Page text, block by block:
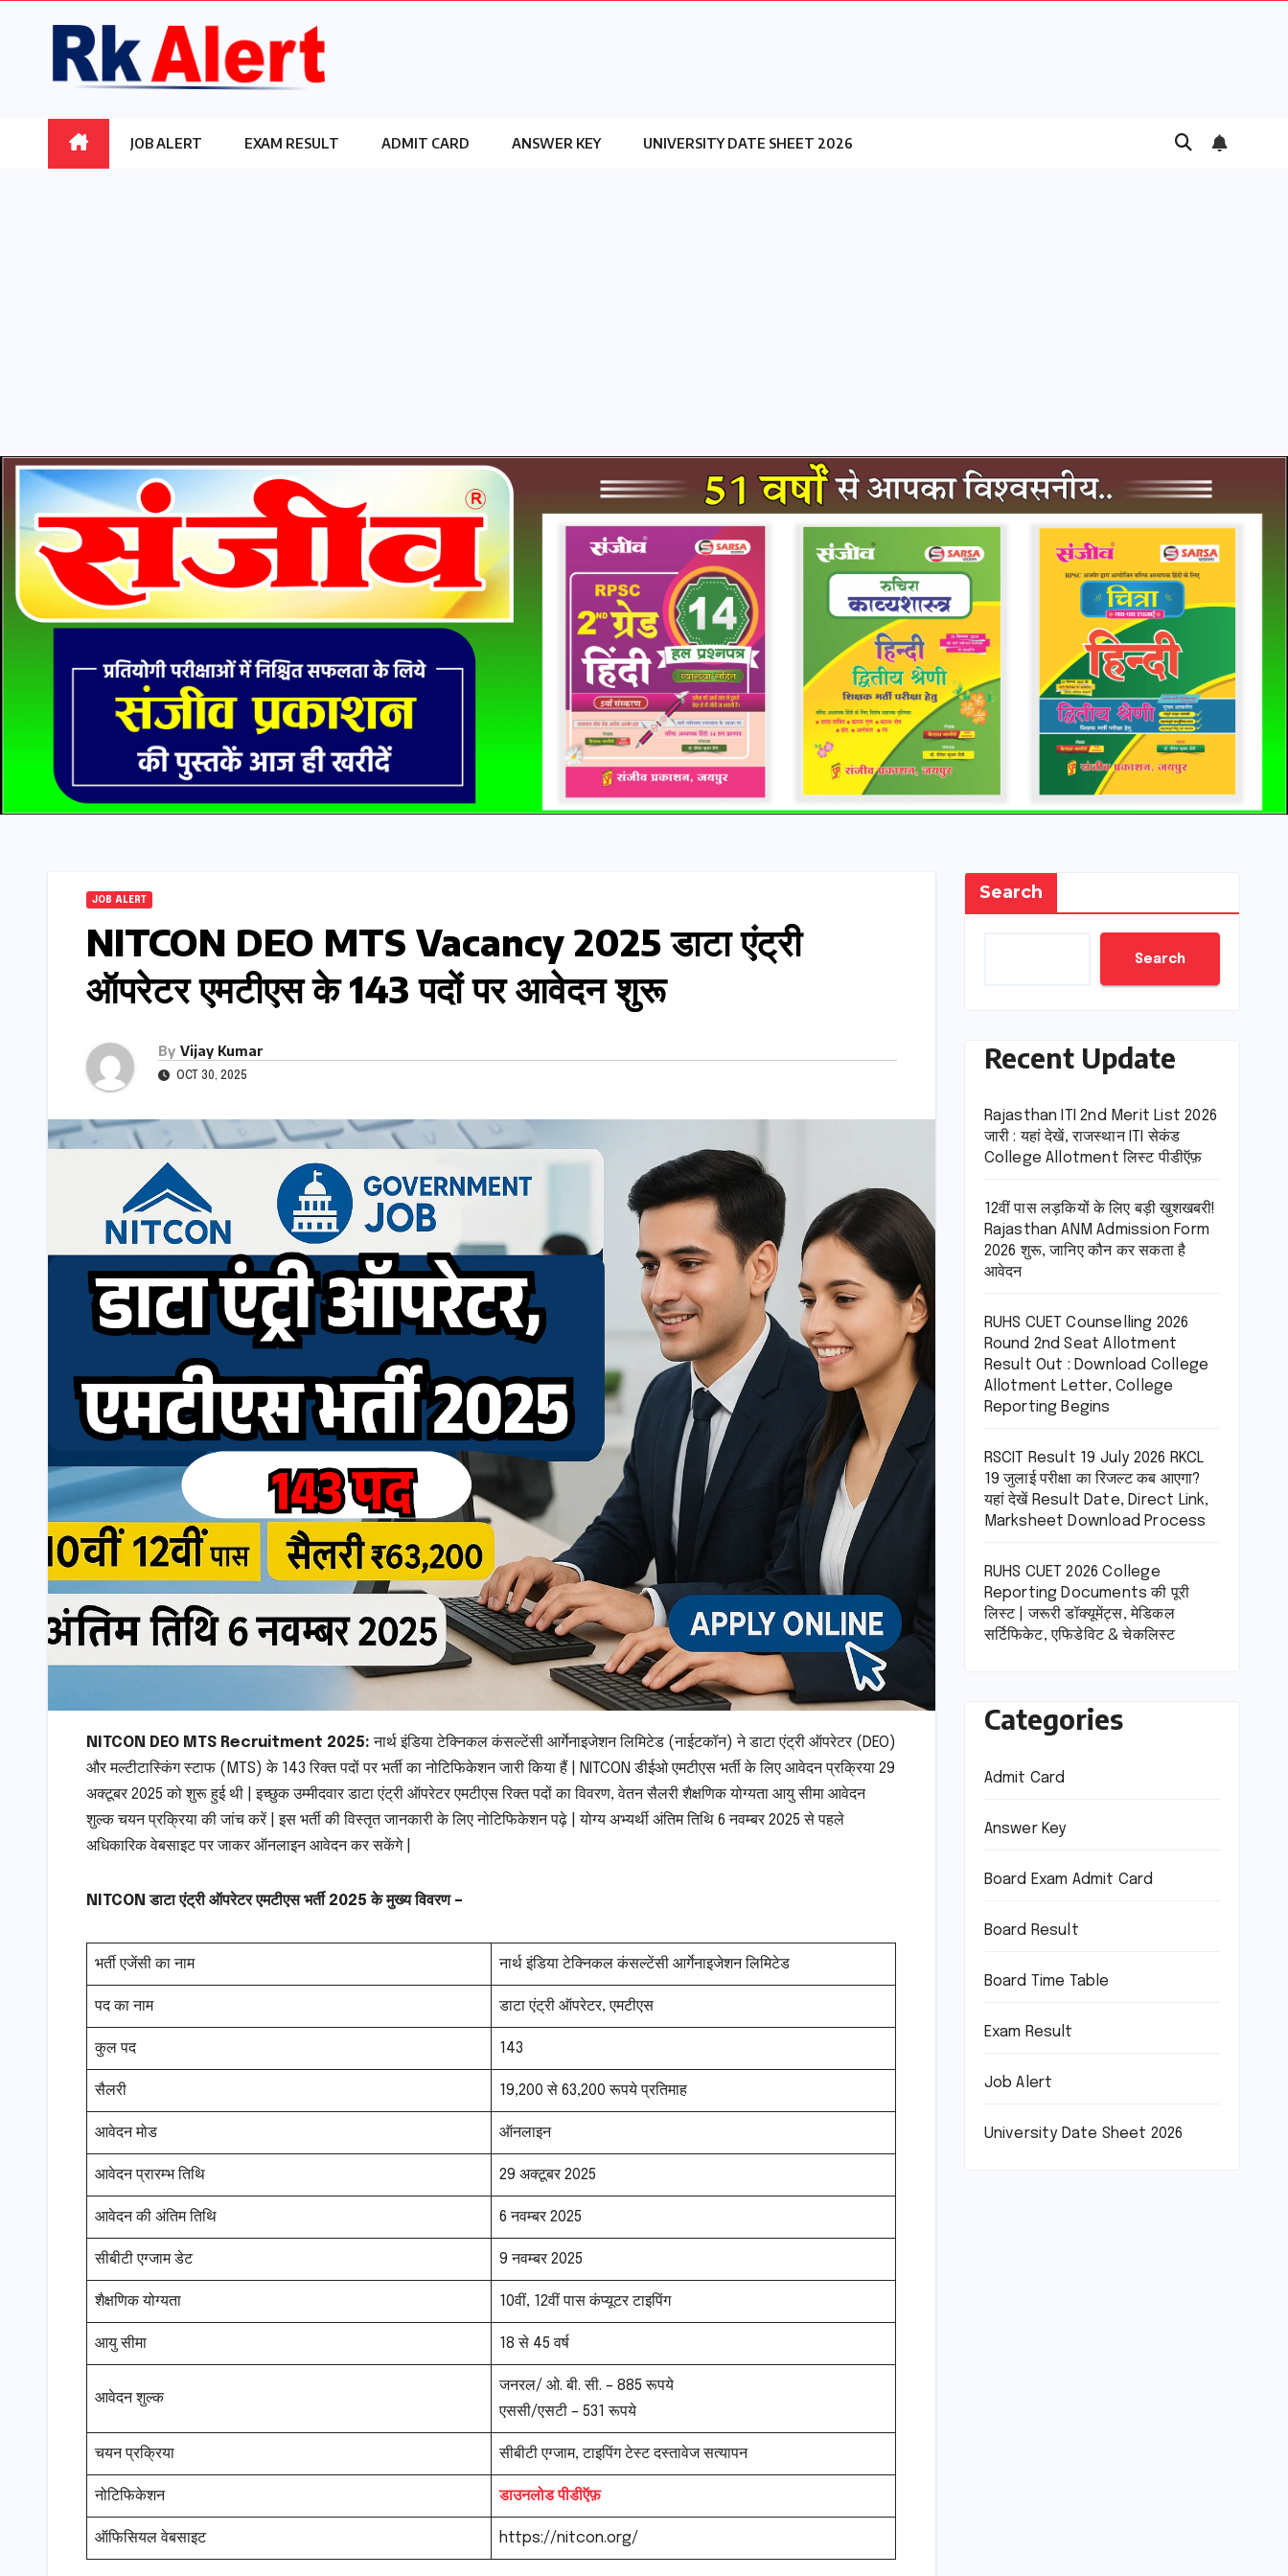
JOB ALERT EXAM RESULT ADMIT CARD ANSWER KEY UNIVERSITY DATE SHEET 2026
JOB ALERT
NITCON DEO MTS Vacancy 2025 डाटा एंट्री
ऑपरेटर एमटीएस के 143 पदों पर आवेदन शुरू
By Vijay Kumar
OCT 30, 2025
NITCON DEO MTS Recruitment 2025:नार्थ इंडिया टेक्निकल कंसल्टेंसी आर्गेनाइजेशन लिमिटेड (नाईटकॉन) ने डाटा एंट्री ऑपरेटर (DEO)
और मल्टीटास्किंग स्टाफ (MTS) के 143 रिक्त पदों पर भर्ती का नोटिफिकेशन जारी किया हैं | NITCON डीईओ एमटीएस भर्ती के लिए आवेदन प्रक्रिया 29
अक्टूबर 2025 को शुरू हुई थी | इच्छुक उम्मीदवार डाटा एंट्री ऑपरेटर एमटीएस रिक्त पदों का विवरण, वेतन सैलरी शैक्षणिक योग्यता आयु सीमा आवेदन
शुल्क चयन प्रक्रिया की जांच करें | इस भर्ती की विस्तृत जानकारी के लिए नोटिफिकेशन पढ़े | योग्य अभ्यर्थी अंतिम तिथि 6 नवम्बर 2025 से पहले
अधिकारिक वेबसाइट पर जाकर ऑनलाइन आवेदन कर सकेंगे |
NITCON डाटा एंट्री ऑपरेटर एमटीएस भर्ती 2025 के मुख्य विवरण –
भर्ती एजेंसी का नाम नार्थ इंडिया टेक्निकल कंसल्टेंसी आर्गेनाइजेशन लिमिटेड
पद का नाम डाटा एंट्री ऑपरेटर, एमटीएस
कुल पद 143
सैलरी 19,200 से 63,200 रूपये प्रतिमाह
आवेदन मोड ऑनलाइन
आवेदन प्रारम्भ तिथि 29 अक्टूबर 2025
आवेदन की अंतिम तिथि 6 नवम्बर 2025
सीबीटी एग्जाम डेट 9 नवम्बर 2025
शैक्षणिक योग्यता 10वीं, 12वीं पास कंप्यूटर टाइपिंग
आयु सीमा 18 से 45 वर्ष
आवेदन शुल्क
जनरल/ ओ. बी. सी. – 885 रूपये
एससी/एसटी – 531 रूपये
चयन प्रक्रिया सीबीटी एग्जाम, टाइपिंग टेस्ट दस्तावेज सत्यापन
नोटिफिकेशन डाउनलोड पीडीऍफ़
ऑफिसियल वेबसाइट https://nitcon.org/
Search
Search
Recent Update
Rajasthan ITI 2nd Merit List 2026
जारी : यहां देखें, राजस्थान ITI सेकंड
College Allotment लिस्ट पीडीऍफ़
12वीं पास लड़कियों के लिए बड़ी खुशखबरी!
Rajasthan ANM Admission Form
2026 शुरू, जानिए कौन कर सकता है
आवेदन
RUHS CUET Counselling 2026
Round 2nd Seat Allotment
Result Out : Download College
Allotment Letter, College
Reporting Begins
RSCIT Result 19 July 2026 RKCL
19 जुलाई परीक्षा का रिजल्ट कब आएगा?
यहां देखें Result Date, Direct Link,
Marksheet Download Process
RUHS CUET 2026 College
Reporting Documents की पूरी
लिस्ट | जरूरी डॉक्यूमेंट्स, मेडिकल
सर्टिफिकेट, एफिडेविट & चेकलिस्ट
Categories
Admit Card
Answer Key
Board Exam Admit Card
Board Result
Board Time Table
Exam Result
Job Alert
University Date Sheet 2026